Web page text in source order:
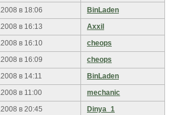
в 18:06
BinLaden
в 16:13
Axxil
в 16:10
cheops
в 16:09
cheops
в 14:11
BinLaden
в 11:00
mechanic
в 20:45 Dinya_1